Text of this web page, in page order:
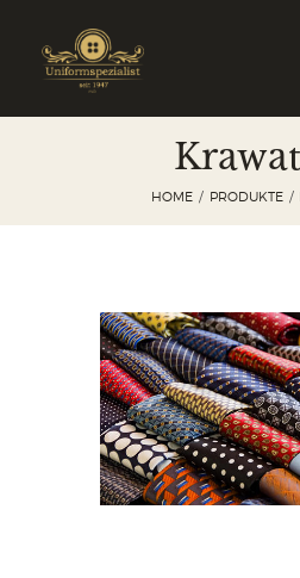
HOME PRODUKTE